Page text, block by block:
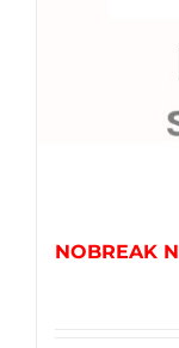
NOBREAK